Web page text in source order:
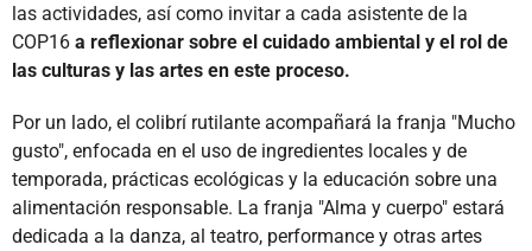
las actividades, así como invitar a cada asistente de la
COP16 a reflexionar sobre el cuidado ambiental y el rol de
las culturas y las artes en este proceso.
Por un lado, el colibrí rutilante acompañará la franja "Mucho
gusto", enfocada en el uso de ingredientes locales y de
temporada, prácticas ecológicas y la educación sobre una
alimentación responsable. La franja "Alma y cuerpo" estará
dedicada a la danza, al teatro, performance y otras artes